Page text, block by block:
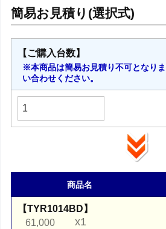
【ご購入台数】
※本商品は簡易お見積り不可となり
い合わせください。
商品名
【TYR1014BD】
61,000
x1